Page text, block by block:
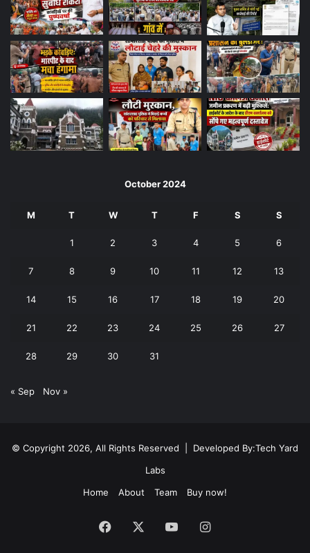
October 2024
M T W T F S S
1 2 3 4 5 6
7 8 9 10 11 12 13
14 15 16 17 18 19 20
21 22 23 24 25 26 27
28 29 30 31
« Sep Nov »
© Copyright 2026, All Rights Reserved | Developed By:Tech Yard
Labs
Home
About Team Buy now!
Facebook YouTubeInstagram